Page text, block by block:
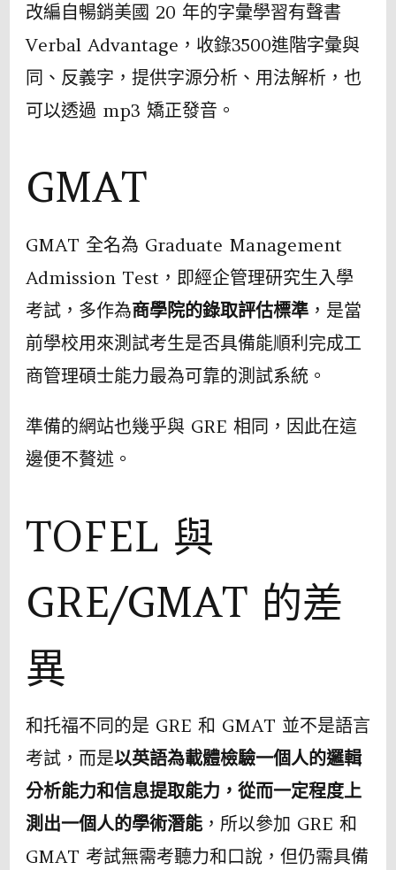
改編自暢銷美國 20 年的字彙學習有聲書
Verbal Advantage，收錄3500進階字彙與
同、反義字，提供字源分析、用法解析，也
可以透過 mp3 矯正發音。
GMAT
GMAT 全名為 Graduate Management
Admission Test，即經企管理研究⽣入學
考試，多作為商學院的錄取評估標準 ，是當
前學校用來測試考⽣是否具備能順利完成⼯
商管理碩⼠能⼒最為可靠的測試系統。
準備的網站也幾乎與 GRE 相同，因此在這
邊便不贅述。
TOFEL 與
GRE/GMAT 的差
異
和托福不同的是 GRE 和 GMAT 並不是語⾔
考試，⽽是以英語為載體檢驗⼀個⼈的邏輯
分析能⼒和信息提取能⼒，從⽽⼀定程度上
測出⼀個⼈的學術潛能，所以參加 GRE 和
GMAT 考試無需考聽力和口說，但仍需具備